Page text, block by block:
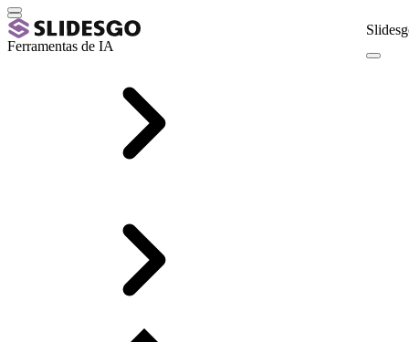
Ferramentas de IA